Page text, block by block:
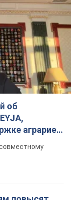
об
аграриев.
повысят